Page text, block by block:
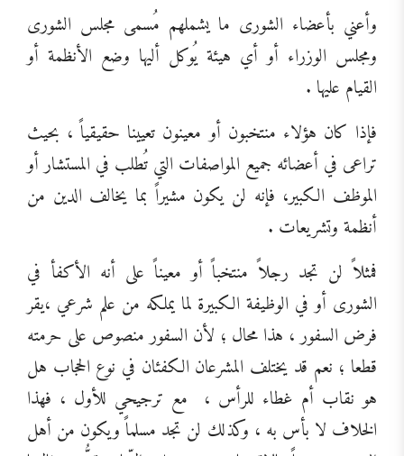
وأعني بأعضاء الشورى ما يشملهم مُسمى مجلس الشورى
ومجلس الوزراء أو أي هيئة يُوكل أليها وضع الأنظمة أو
القيام عليها .
فإذا كان هؤلاء منتخبون أو معينون تعيينا حقيقياً ، بحيث
تراعى في أعضائه جميع المواصفات التي تُطلب في المستشار أو
الموظف الكبير، فإنه لن يكون مشيراً بما يخالف الدين من
أنظمة وتشريعات .
فمثلاً لن تجد رجلاً منتخباً أو معيناً على أنه الأكفأ في
الشورى أو في الوظيفة الكبيرة لما يملكه من علم شرعي ،يقر
فرض السفور ، هذا محال ؛ لأن السفور منصوص على حرمته
قطعا ؛ نعم قد يختلف المشرعان الكفئان في نوع الحجاب هل
هو نقاب أم غطاء للرأس ، مع ترجيحي للأول ، فهذا
الخلاف لا بأس به ، وكذلك لن تجد مسلماً ويكون من أهل